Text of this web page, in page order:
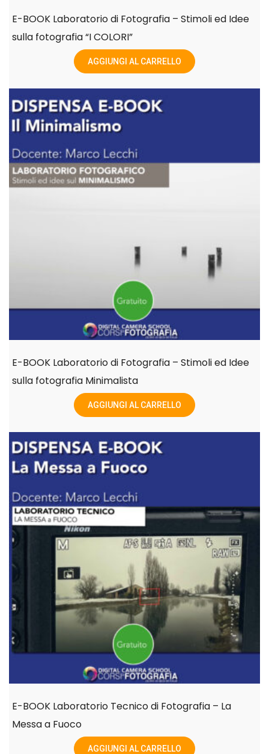
E-BOOK Laboratorio di Fotografia – Stimoli ed Idee
sulla fotografia “I COLORI”
AGGIUNGI AL CARRELLO
E-BOOK Laboratorio di Fotografia – Stimoli ed Idee
sulla fotografia Minimalista
AGGIUNGI AL CARRELLO
E-BOOK Laboratorio Tecnico di Fotografia – La
Messa a Fuoco
AGGIUNGI AL CARRELLO